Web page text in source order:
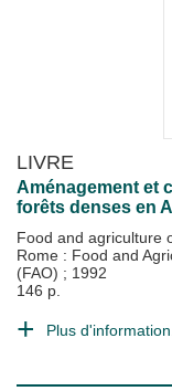
LIVRE
Aménagement et
forêts denses en
Food and agriculture
Rome : Food and
(FAO) ; 1992
146 p.
Plus